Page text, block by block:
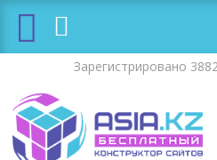
Зарегистрировано